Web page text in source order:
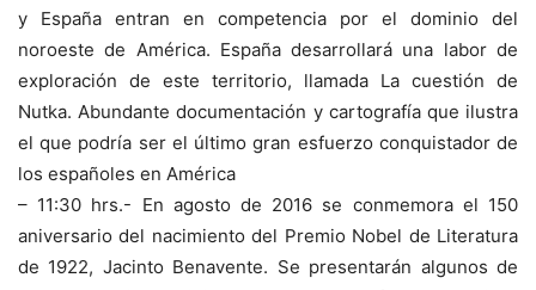
y España entran en competencia por el dominio del
noroeste de América. España desarrollará una labor de
exploración de este territorio, llamada La cuestión de
Nutka. Abundante documentación y cartografía que ilustra
el que podría ser el último gran esfuerzo conquistador de
los españoles en América
– 11:30 hrs.- En agosto de 2016 se conmemora el 150
aniversario del nacimiento del Premio Nobel de Literatura
de 1922, Jacinto Benavente. Se presentarán algunos de